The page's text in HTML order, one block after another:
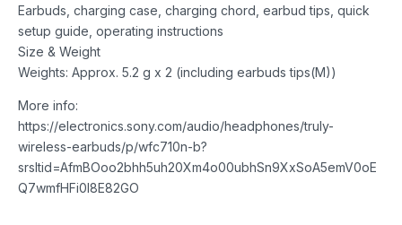
Earbuds, charging case, charging chord, earbud tips, quick
setup guide, operating instructions
Size & Weight
Weights: Approx. 5.2 g x 2 (including earbuds tips(M))
More info:
https://electronics.sony.com/audio/headphones/truly-
wireless-earbuds/p/wfc710n-b?
srsltid=AfmBOoo2bhh5uh20Xm4o00ubhSn9XxSoA5emV0oE
Q7wmfHFi0l8E82GO